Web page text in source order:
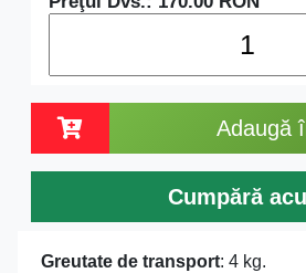
Adaugă
Cumpără
Greutate de transport: 4 kg.